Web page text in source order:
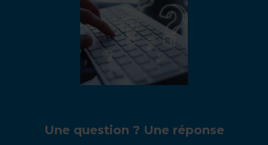
Une question ? Une réponse